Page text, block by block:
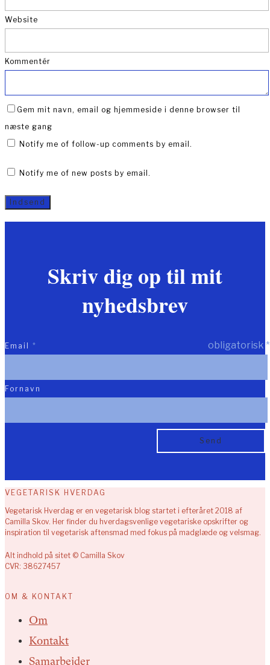
Website
Kommentér
Gem mit navn, email og hjemmeside i denne browser til
næste gang
Notify me of follow-up comments by email.
Notify me of new posts by email.
Skriv dig op til mit
nyhedsbrev
*
obligatorisk
Email *
Fornavn
VEGETARISK HVERDAG
Vegetarisk Hverdag er en vegetarisk blog startet i efteråret 2018 af
Camilla Skov. Her finder du hverdagsvenlige vegetariske opskrifter og
inspiration til vegetarisk aftensmad med fokus på madglæde og velsmag.
Alt indhold på sitet © Camilla Skov
CVR: 38627457
OM & KONTAKT
Om
Kontakt
Samarbejder